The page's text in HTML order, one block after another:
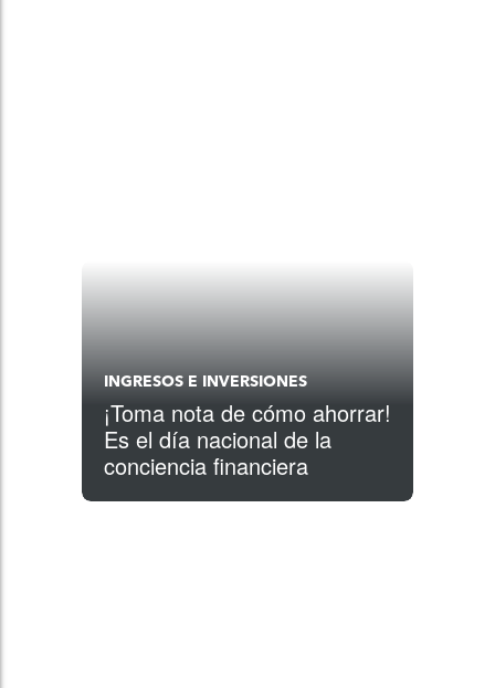
INGRESOS E INVERSIONES
¡Toma nota de cómo ahorrar!
Es el día nacional de la
conciencia financiera